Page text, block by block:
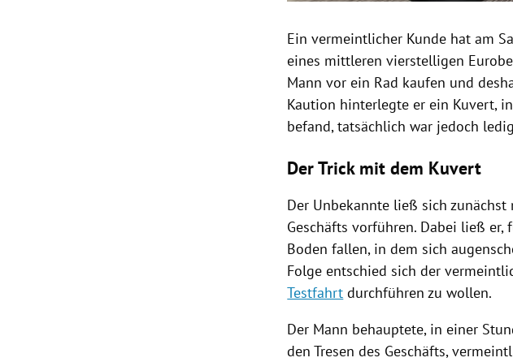
Ein vermeintlicher Kunde hat am
eines mittleren vierstelligen
Mann vor ein Rad kaufen und
Kaution hinterlegte er ein Kuvert,
befand, tatsächlich war jedoch
Der Trick mit dem Kuvert
Der Unbekannte ließ sich zunächst
Geschäfts vorführen. Dabei ließ
Boden fallen, in dem sich
Folge entschied sich der
Testfahrt durchführen zu wollen.
Der Mann behauptete, in einer
den Tresen des Geschäfts,